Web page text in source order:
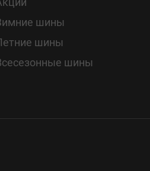
шины
шины
шины